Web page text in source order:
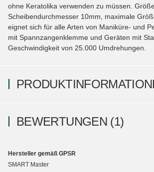
ohne Keratolika verwenden zu müssen.
Scheibendurchmesser 10mm, maximale
eignet sich für alle Arten von Maniküre- und
mit Spannzangenklemme und Geräten mit
Geschwindigkeit von 25.000 Umdrehungen.
BEWERTUNGEN (1)
Hersteller gemäß GPSR
SMART Master